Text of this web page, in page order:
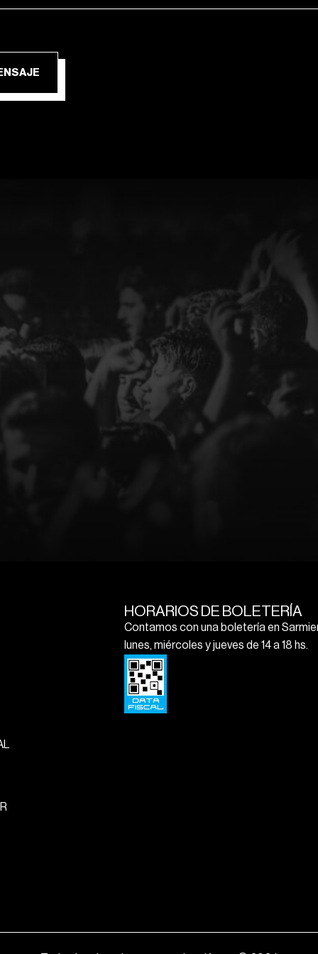
MENSAJE
HORARIOS DE BOLETERÍA
Contamos con una boletería en
lunes, miércoles y jueves de 14 a 18 hs.